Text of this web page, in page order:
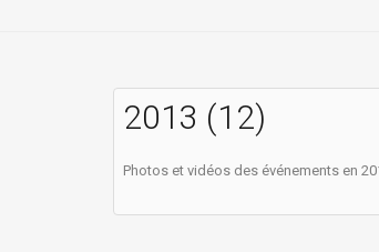
2013 (12)
Photos et vidéos des événements en